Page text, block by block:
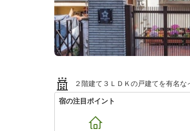
２階建て３ＬＤＫの戸建てを有名な
宿の注目ポイント